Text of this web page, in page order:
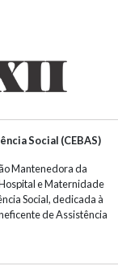
Social (CEBAS)
Mantenedora da
e Maternidade
Social, dedicada à
de Assistência